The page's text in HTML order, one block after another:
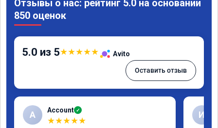
Отзывы о нас: рейтинг 5.0 на основании
850 оценок
5.0 из 5★★★★★ Avito
Оставить отзыв
A Account ✓
★★★★★
И